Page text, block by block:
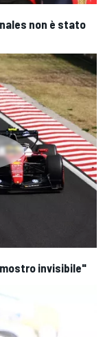
non è stato
invisibile"